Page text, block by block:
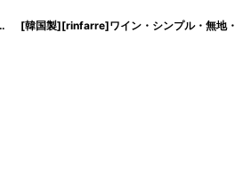
[韓国製][rinfarre]ワイン・シンプル・無地・